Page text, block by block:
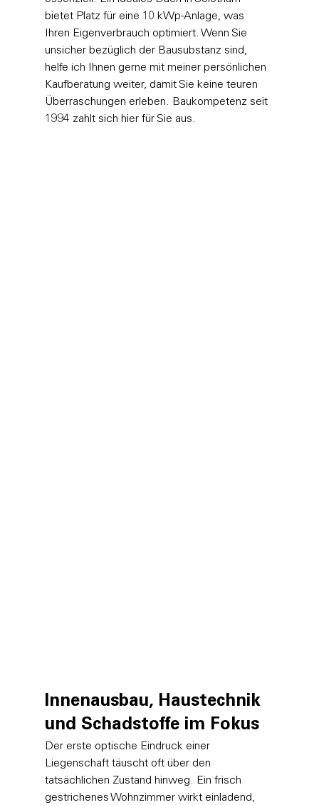
bietet Platz für eine 10 kWp-Anlage, was
Ihren Eigenverbrauch optimiert. Wenn Sie
unsicher bezüglich der Bausubstanz sind,
helfe ich Ihnen gerne mit meiner persönlichen
Kaufberatung weiter, damit Sie keine teuren
Überraschungen erleben. Baukompetenz seit
1994 zahlt sich hier für Sie aus.
Innenausbau, Haustechnik
und Schadstoffe im Fokus
Der erste optische Eindruck einer
Liegenschaft täuscht oft über den
tatsächlichen Zustand hinweg. Ein frisch
gestrichenes Wohnzimmer wirkt einladend,